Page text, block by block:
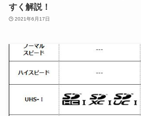
すく解説！
2021年6月17日